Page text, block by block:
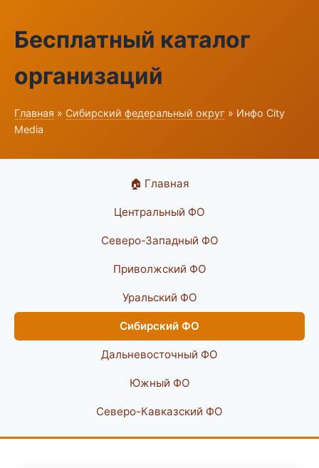
Бесплатный каталог
организаций
Главная » Сибирский федеральный округ » Инфо City
Media
🏠 Главная
Центральный ФО
Северо-Западный ФО
Приволжский ФО
Уральский ФО
Сибирский ФО
Дальневосточный ФО
Южный ФО
Северо-Кавказский ФО